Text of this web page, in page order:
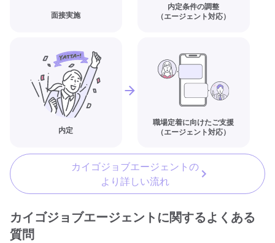
面接実施
内定条件の調整
（エージェント対応）
内定
職場定着に向けたご支援
（エージェント対応）
カイゴジョブエージェントの
より詳しい流れ
カイゴジョブエージェントに関するよくある
質問